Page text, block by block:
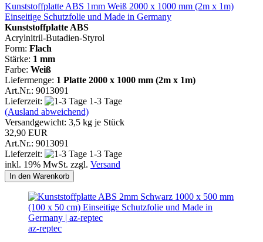
Kunststoffplatte ABS 1mm Weiß 2000 x 1000 mm (2m x 1m)
Einseitige Schutzfolie und Made in Germany
Kunststoffplatte ABS
Acrylnitril-Butadien-Styrol
Form: Flach
Stärke: 1 mm
Farbe: Weiß
Liefermenge: 1 Platte 2000 x 1000 mm (2m x 1m)
Art.Nr.: 9013091
Lieferzeit:
1-3 Tage
(Ausland abweichend)
Versandgewicht: 3,5 kg je Stück
32,90 EUR
Art.Nr.: 9013091
Lieferzeit:
1-3 Tage
inkl. 19% MwSt. zzgl. Versand
In den Warenkorb
az-reptec